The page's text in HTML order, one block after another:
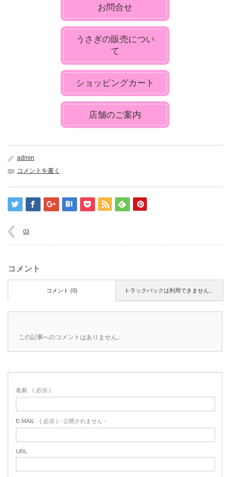
お問合せ
うさぎの販売につい
て
ショッピングカート
店舗のご案内
admin
コメントを書く
03
コメント
トラックバックは利用できません。
コメント (0)
この記事へのコメントはありません。
名前 ( 必須 )
E-MAIL ( 必須 ) - 公開されません -
URL